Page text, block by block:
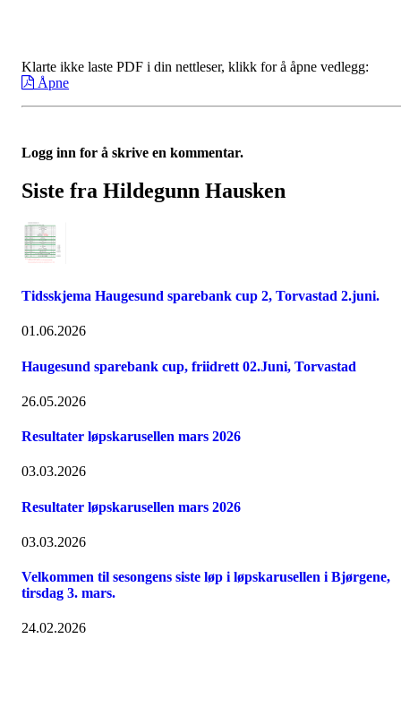
Klarte ikke laste PDF i din nettleser, klikk for å åpne vedlegg:
Åpne
Logg inn for å skrive en kommentar.
Siste fra Hildegunn Hausken
Tidsskjema Haugesund sparebank cup 2, Torvastad 2.juni.
01.06.2026
Haugesund sparebank cup, friidrett 02.Juni, Torvastad
26.05.2026
Resultater løpskarusellen mars 2026
03.03.2026
Resultater løpskarusellen mars 2026
03.03.2026
Velkommen til sesongens siste løp i løpskarusellen i Bjørgene,
tirsdag 3. mars.
24.02.2026